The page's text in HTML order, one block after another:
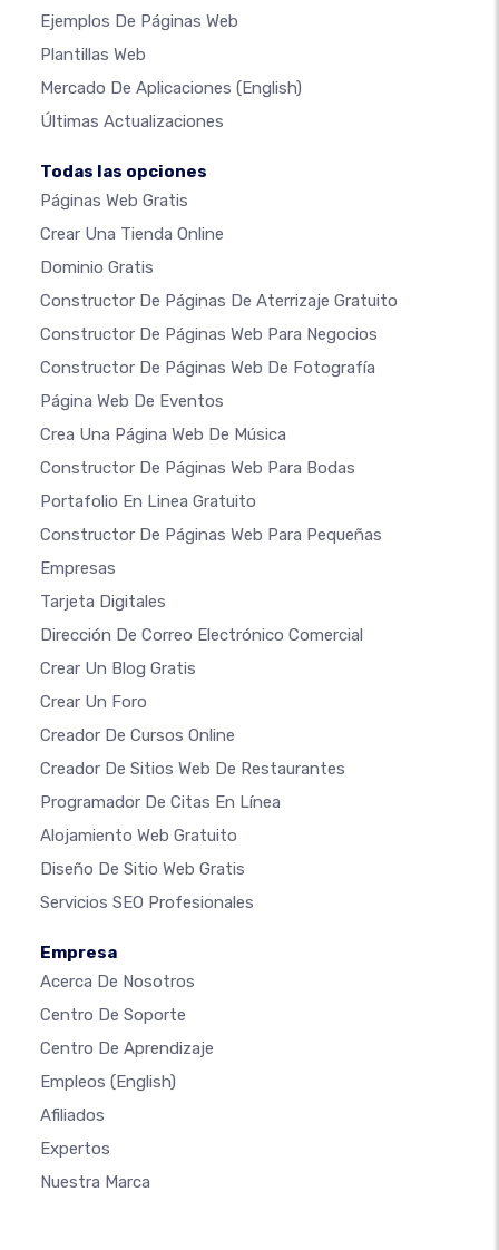
Ejemplos De Páginas Web
Plantillas Web
Mercado De Aplicaciones (English)
Últimas Actualizaciones
Todas las opciones
Páginas Web Gratis
Crear Una Tienda Online
Dominio Gratis
Constructor De Páginas De Aterrizaje Gratuito
Constructor De Páginas Web Para Negocios
Constructor De Páginas Web De Fotografía
Página Web De Eventos
Crea Una Página Web De Música
Constructor De Páginas Web Para Bodas
Portafolio En Linea Gratuito
Constructor De Páginas Web Para Pequeñas
Empresas
Tarjeta Digitales
Dirección De Correo Electrónico Comercial
Crear Un Blog Gratis
Crear Un Foro
Creador De Cursos Online
Creador De Sitios Web De Restaurantes
Programador De Citas En Línea
Alojamiento Web Gratuito
Diseño De Sitio Web Gratis
Servicios SEO Profesionales
Empresa
Acerca De Nosotros
Centro De Soporte
Centro De Aprendizaje
Empleos (English)
Afiliados
Expertos
Nuestra Marca